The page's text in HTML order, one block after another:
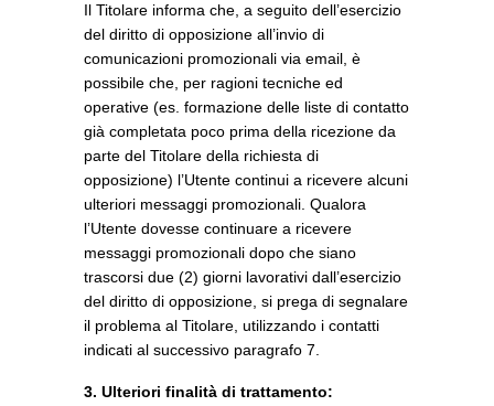
Il Titolare informa che, a seguito dell’esercizio
del diritto di opposizione all’invio di
comunicazioni promozionali via email, è
possibile che, per ragioni tecniche ed
operative (es. formazione delle liste di contatto
già completata poco prima della ricezione da
parte del Titolare della richiesta di
opposizione) l’Utente continui a ricevere alcuni
ulteriori messaggi promozionali. Qualora
l’Utente dovesse continuare a ricevere
messaggi promozionali dopo che siano
trascorsi due (2) giorni lavorativi dall’esercizio
del diritto di opposizione, si prega di segnalare
il problema al Titolare, utilizzando i contatti
indicati al successivo paragrafo 7.
3. Ulteriori finalità di trattamento: